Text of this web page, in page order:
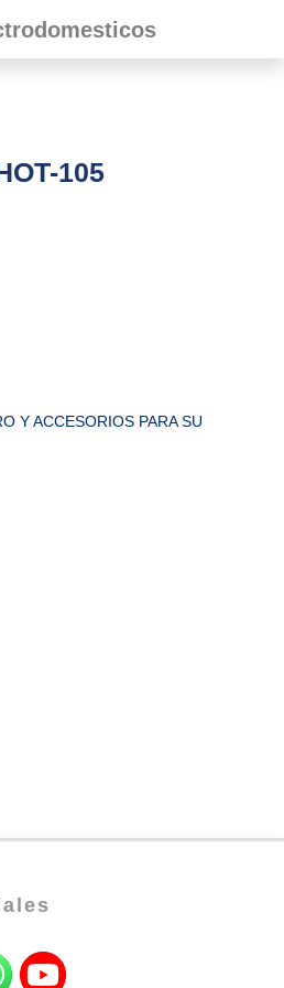
105
Y ACCESORIOS PARA SU